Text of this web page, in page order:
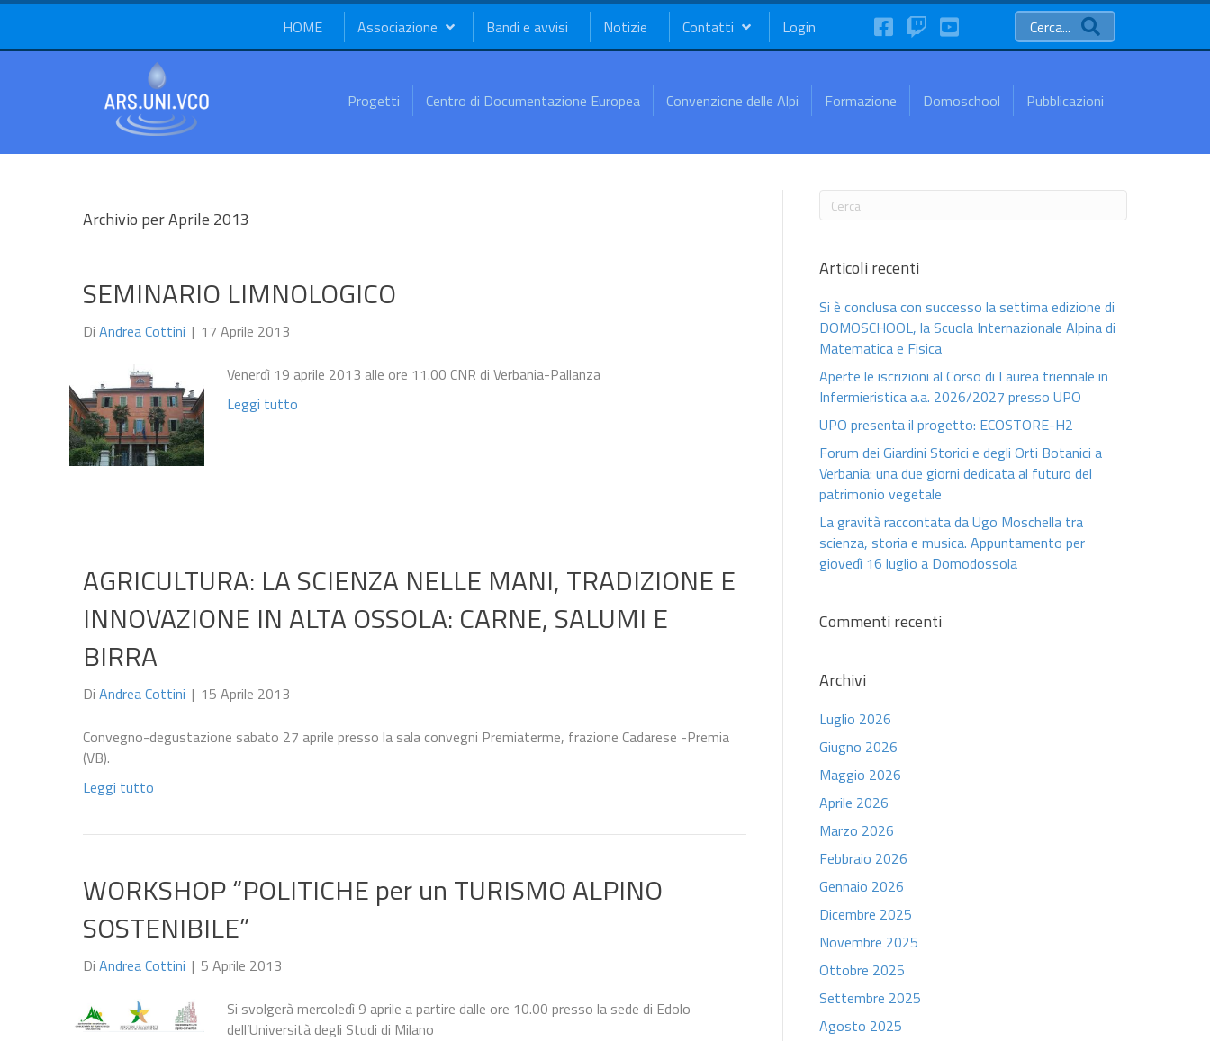
HOME Associazione Bandi e avvisi Notizie Contatti Login FaceBookTwitchYouTube Cerca...
Progetti Centro di Documentazione Europea Convenzione delle Alpi Formazione Domoschool Pubblicazioni
Archivio per Aprile 2013
SEMINARIO LIMNOLOGICO
Di Andrea Cottini | 17 Aprile 2013
Venerdì 19 aprile 2013 alle ore 11.00 CNR di Verbania-Pallanza
Leggi tutto
AGRICULTURA: LA SCIENZA NELLE MANI, TRADIZIONE E
INNOVAZIONE IN ALTA OSSOLA: CARNE, SALUMI E
BIRRA
Di Andrea Cottini | 15 Aprile 2013
Convegno-degustazione sabato 27 aprile presso la sala convegni Premiaterme, frazione Cadarese -Premia
(VB).
Leggi tutto
WORKSHOP “POLITICHE per un TURISMO ALPINO
SOSTENIBILE”
Di Andrea Cottini | 5 Aprile 2013
Si svolgerà mercoledì 9 aprile a partire dalle ore 10.00 presso la sede di Edolo
dell’Università degli Studi di Milano
Articoli recenti
Si è conclusa con successo la settima edizione di
DOMOSCHOOL, la Scuola Internazionale Alpina di
Matematica e Fisica
Aperte le iscrizioni al Corso di Laurea triennale in
Infermieristica a.a. 2026/2027 presso UPO
UPO presenta il progetto: ECOSTORE-H2
Forum dei Giardini Storici e degli Orti Botanici a
Verbania: una due giorni dedicata al futuro del
patrimonio vegetale
La gravità raccontata da Ugo Moschella tra
scienza, storia e musica. Appuntamento per
giovedì 16 luglio a Domodossola
Commenti recenti
Archivi
Luglio 2026
Giugno 2026
Maggio 2026
Aprile 2026
Marzo 2026
Febbraio 2026
Gennaio 2026
Dicembre 2025
Novembre 2025
Ottobre 2025
Settembre 2025
Agosto 2025